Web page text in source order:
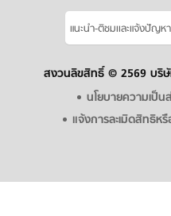
แนะนำ-ติชมเเละแจ้งปัญห
สงวนลิขสิทธิ์ © 2569 บริ
นโยบายความเป็
แจ้งการละเมิดสิทธิห